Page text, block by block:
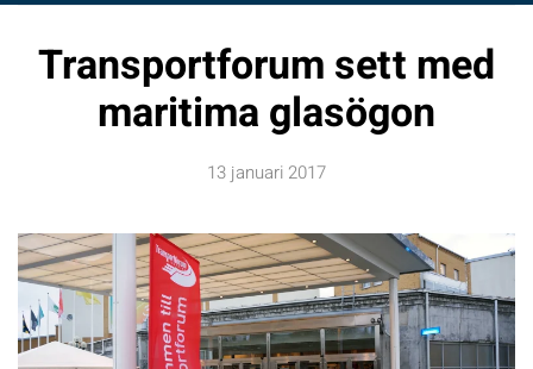
Transportforum sett med
maritima glasögon
13 januari 2017